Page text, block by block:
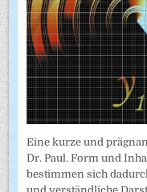
Eine kurze und
Dr. Paul. Form und
bestimmen sich